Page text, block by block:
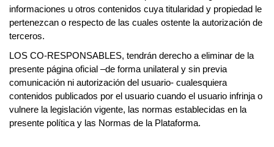
informaciones u otros contenidos cuya titularidad y propiedad le
pertenezcan o respecto de las cuales ostente la autorización de
terceros.
LOS CO-RESPONSABLES, tendrán derecho a eliminar de la
presente página oficial –de forma unilateral y sin previa
comunicación ni autorización del usuario- cualesquiera
contenidos publicados por el usuario cuando el usuario infrinja o
vulnere la legislación vigente, las normas establecidas en la
presente política y las Normas de la Plataforma.